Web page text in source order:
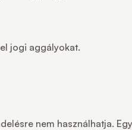
jogi aggályokat.
nem használhatja.